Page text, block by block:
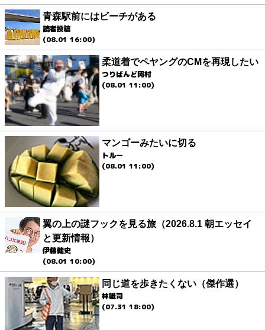
青森駅前にはビーチがある
読者投稿
(08.01 16:00)
柔道着でペヤングのCMを再現したい
つりばんど岡村
(08.01 11:00)
マンゴーみたいに切る
トルー
(08.01 11:00)
翼の上の謎フックを見る旅（2026.8.1 朝エッセイ
と更新情報）
伊藤健史
(08.01 10:00)
同じ道を歩きたくない（傑作選）
林雄司
(07.31 18:00)